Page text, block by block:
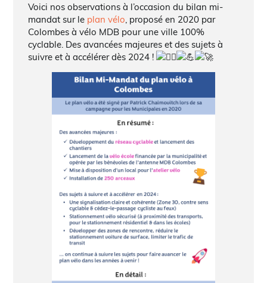
Voici nos observations à l’occasion du bilan mi-
mandat sur le plan vélo , proposé en 2020 par
Colombes à vélo MDB pour une ville 100%
cyclable. Des avancées majeures et des sujets à
suivre et à accélérer dès 2024 !